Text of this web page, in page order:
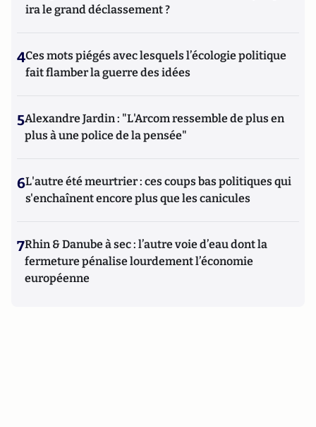
ira le grand déclassement ?
4Ces mots piégés avec lesquels l’écologie politique
fait flamber la guerre des idées
5Alexandre Jardin : "L'Arcom ressemble de plus en
plus à une police de la pensée"
6L'autre été meurtrier : ces coups bas politiques qui
s'enchaînent encore plus que les canicules
7Rhin & Danube à sec : l’autre voie d’eau dont la
fermeture pénalise lourdement l’économie
européenne